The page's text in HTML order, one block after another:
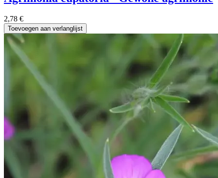
2,78 €
Toevoegen aan verlanglijst